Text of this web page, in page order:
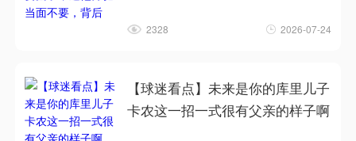
2328 2026-07-24
【球迷看点】未来是你的库里儿子
卡农这一招一式很有父亲的样子啊